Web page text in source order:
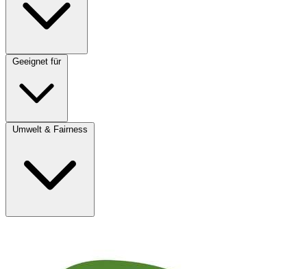
Geeignet für
Umwelt & Fairness